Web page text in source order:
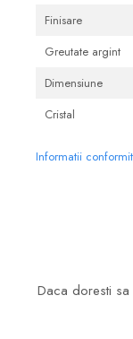
Finisare
Greutate argint
Dimensiune
Cristal
Informatii
Daca doresti